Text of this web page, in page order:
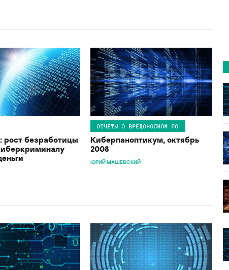
рост безработицы
ОТЧЕТЫ О ВРЕДОНОСНОМ ПО
Киберпаноптикум, октябрь
2008
ЮРИЙ МАШЕВСКИЙ